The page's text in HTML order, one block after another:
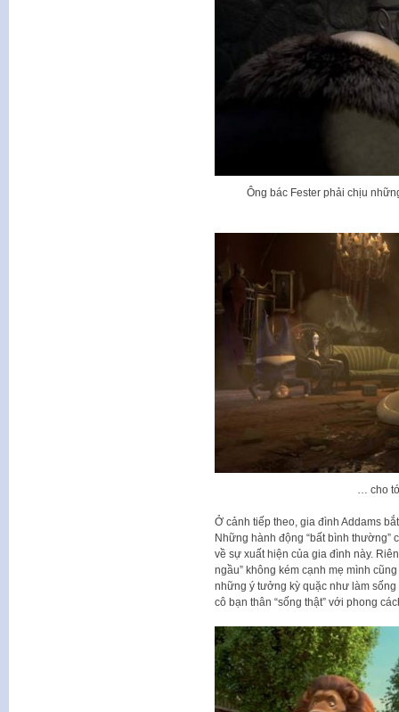
Ông bác Fester phải chịu
… cho
Ở cảnh tiếp theo, gia đình Addams
Những hành động “bất bình thường”
về sự xuất hiện của gia đình này.
ngầu” không kém cạnh mẹ mình
những ý tưởng kỳ quặc như làm
cô bạn thân “sống thật” với phong